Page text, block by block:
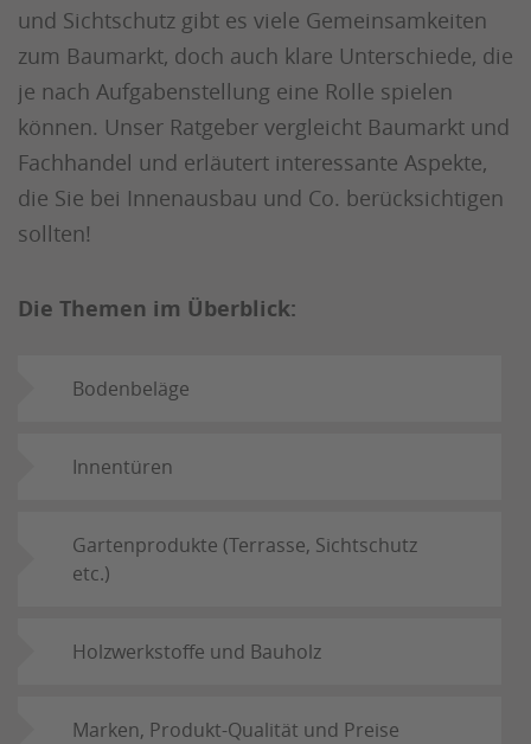
und Sichtschutz gibt es viele Gemeinsamkeiten
zum Baumarkt, doch auch klare Unterschiede, die
je nach Aufgabenstellung eine Rolle spielen
können. Unser Ratgeber vergleicht Baumarkt und
Fachhandel und erläutert interessante Aspekte,
die Sie bei Innenausbau und Co. berücksichtigen
sollten!
Die Themen im Überblick:
Bodenbeläge
Innentüren
Gartenprodukte (Terrasse, Sichtschutz
etc.)
Holzwerkstoffe und Bauholz
Marken, Produkt-Qualität und Preise